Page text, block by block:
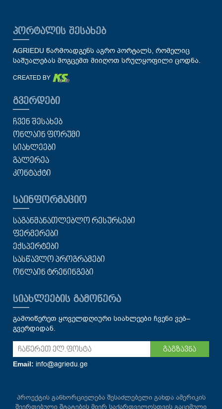
ᲞᲝᲠᲢᲐᲚᲘᲡ ᲨᲔᲡᲐᲮᲔᲑ
AGRIEDU წარმოადგენს აგრო პორტალს, რომელიც
საშუალებას მოგცემთ მიიღოთ სრულყოფილი ცოდნა.
CREATED BY
ᲒᲕᲔᲠᲓᲔᲑᲘ
ᲩᲕᲔᲜ ᲨᲔᲡᲐᲮᲔᲑ
ᲝᲜᲚᲐᲘᲜ ᲤᲝᲠᲣᲛᲘ
ᲡᲘᲐᲮᲚᲔᲔᲑᲘ
ᲒᲐᲚᲔᲠᲔᲐ
ᲙᲝᲜᲢᲐᲥᲢᲘ
ᲡᲐᲘᲜᲤᲝᲠᲛᲐᲪᲘᲝ
ᲡᲐᲒᲐᲜᲛᲐᲜᲐᲗᲚᲔᲑᲚᲝ ᲠᲔᲡᲣᲠᲡᲔᲑᲘ
ᲤᲔᲠᲛᲔᲠᲔᲑᲘ
ᲔᲥᲡᲞᲔᲠᲢᲔᲑᲘ
ᲡᲐᲡᲬᲐᲕᲚᲝ ᲞᲠᲝᲒᲠᲐᲛᲔᲑᲘ
ᲝᲜᲚᲐᲘᲜ ᲢᲠᲔᲜᲘᲜᲒᲔᲑᲘ
ᲡᲘᲐᲮᲚᲔᲔᲑᲘᲡ ᲒᲐᲛᲝᲬᲔᲠᲐ
გამოიწერეთ ყოველდღიური სიახლეები ჩვენი ვებ–
გვერდიდან.
გაგზავნა
Email: info@agriedu.ge
პროექტის განხორციელება შესაძლებელი გახდა ამერიკის
შეერთებული შტატების მიერ საქართველოსთვის გაცემული